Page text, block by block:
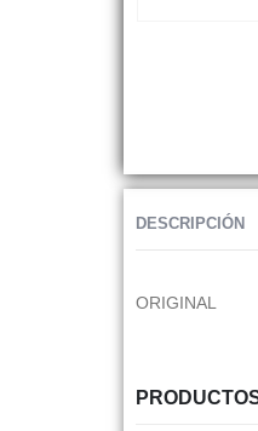
DESCRIPCIÓN
ORIGINAL